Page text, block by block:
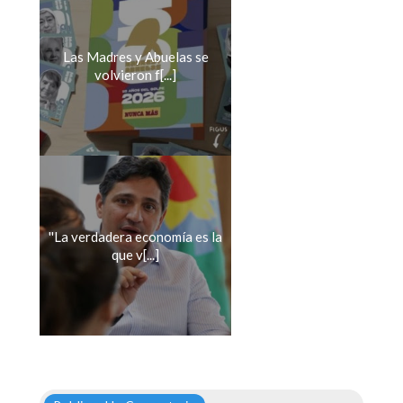
Las Madres y Abuelas se
volvieron f[...]
''La verdadera economía es la
que v[...]